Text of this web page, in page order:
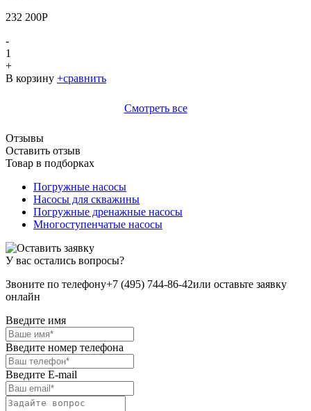
232 200Р
-
1
+
В корзину +сравнить
Смотреть все
Отзывы
Оставить отзыв
Товар в подборках
Погружные насосы
Насосы для скважины
Погружные дренажные насосы
Многоступенчатые насосы
У вас остались вопросы?
Звоните по телефону+7 (495) 744-86-42или оставьте заявку
онлайн
Введите имя
Введите номер телефона
Введите E-mail